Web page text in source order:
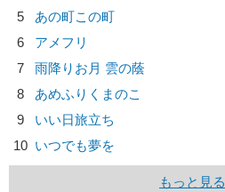
5
あの町この町
6
アメフリ
7
雨降りお月 雲の蔭
8
あめふりくまのこ
9
いい日旅立ち
10 いつでも夢を
もっと見る